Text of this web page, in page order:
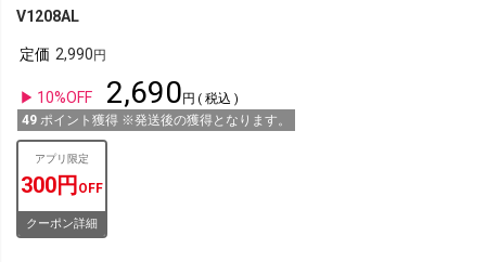
V1208AL
定価 2,990
10%OFF 2,690
税込
49 ポイント獲得 ※発送後の獲得となります。
アプリ限定
300円 OFF
クーポン詳細